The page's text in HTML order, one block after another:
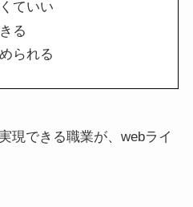
ていい
る
られる
現できる職業が、webライ